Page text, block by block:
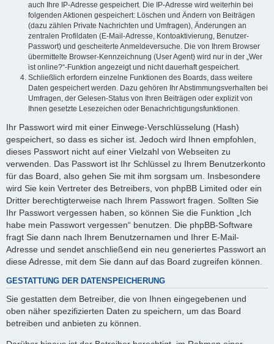
auch Ihre IP-Adresse gespeichert. Die IP-Adresse wird weiterhin bei
folgenden Aktionen gespeichert: Löschen und Ändern von Beiträgen
(dazu zählen Private Nachrichten und Umfragen), Änderungen an
zentralen Profildaten (E-Mail-Adresse, Kontoaktivierung, Benutzer-
Passwort) und gescheiterte Anmeldeversuche. Die von Ihrem Browser
übermittelte Browser-Kennzeichnung (User Agent) wird nur in der „Wer
ist online?“-Funktion angezeigt und nicht dauerhaft gespeichert.
Schließlich erfordern einzelne Funktionen des Boards, dass weitere
Daten gespeichert werden. Dazu gehören Ihr Abstimmungsverhalten bei
Umfragen, der Gelesen-Status von Ihren Beiträgen oder explizit von
Ihnen gesetzte Lesezeichen oder Benachrichtigungsfunktionen.
Ihr Passwort wird mit einer Einwege-Verschlüsselung (Hash)
gespeichert, so dass es sicher ist. Jedoch wird Ihnen empfohlen,
dieses Passwort nicht auf einer Vielzahl von Webseiten zu
verwenden. Das Passwort ist Ihr Schlüssel zu Ihrem Benutzerkonto
für das Board, also gehen Sie mit ihm sorgsam um. Insbesondere
wird Sie kein Vertreter des Betreibers, von phpBB Limited oder ein
Dritter berechtigterweise nach Ihrem Passwort fragen. Sollten Sie
Ihr Passwort vergessen haben, so können Sie die Funktion „Ich
habe mein Passwort vergessen“ benutzen. Die phpBB-Software
fragt Sie dann nach Ihrem Benutzernamen und Ihrer E-Mail-
Adresse und sendet anschließend ein neu generiertes Passwort an
diese Adresse, mit dem Sie dann auf das Board zugreifen können.
GESTATTUNG DER DATENSPEICHERUNG
Sie gestatten dem Betreiber, die von Ihnen eingegebenen und
oben näher spezifizierten Daten zu speichern, um das Board
betreiben und anbieten zu können.